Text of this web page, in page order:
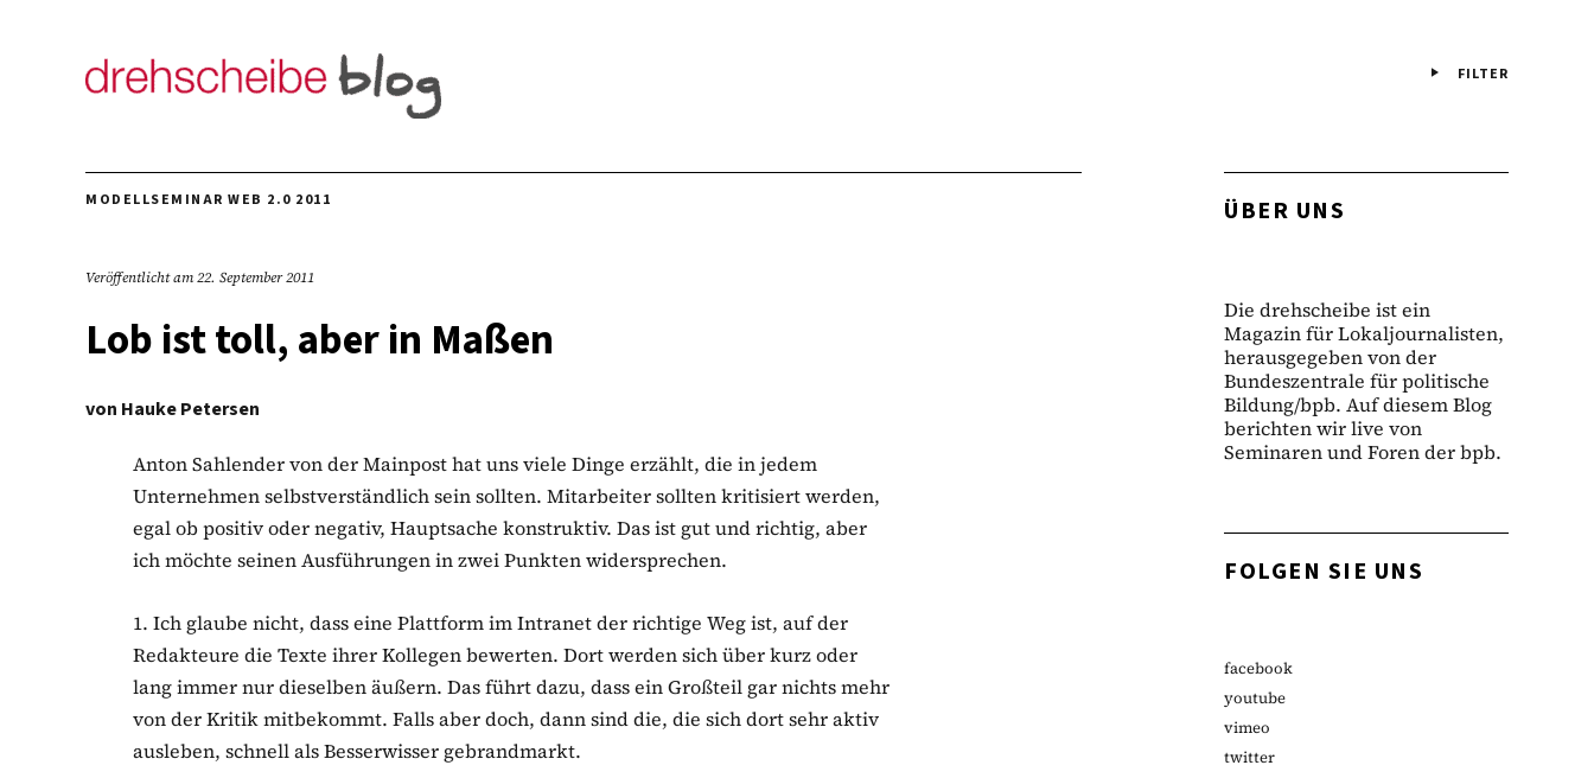
FILTER
MODELLSEMINAR WEB 2.0 2011
Veröffentlicht am22. September 2011
Lob ist toll, aber in Maßen
von Hauke Petersen
Anton Sahlender von der Mainpost hat uns viele Dinge erzählt, die in jedem
Unternehmen selbstverständlich sein sollten. Mitarbeiter sollten kritisiert werden,
egal ob positiv oder negativ, Hauptsache konstruktiv. Das ist gut und richtig, aber
ich möchte seinen Ausführungen in zwei Punkten widersprechen.
1. Ich glaube nicht, dass eine Plattform im Intranet der richtige Weg ist, auf der
Redakteure die Texte ihrer Kollegen bewerten. Dort werden sich über kurz oder
lang immer nur dieselben äußern. Das führt dazu, dass ein Großteil gar nichts mehr
von der Kritik mitbekommt. Falls aber doch, dann sind die, die sich dort sehr aktiv
ausleben, schnell als Besserwisser gebrandmarkt.
ÜBER UNS
Die drehscheibe ist ein
Magazin für Lokaljournalisten,
herausgegeben von der
Bundeszentrale für politische
Bildung/bpb. Auf diesem Blog
berichten wir live von
Seminaren und Foren der bpb.
FOLGEN SIE UNS
facebook
youtube
vimeo
twitter